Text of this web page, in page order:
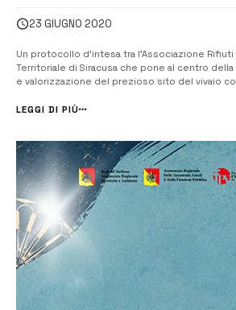
23 GIUGNO 2020
Un protocollo d’intesa tra l’Associazione Rifiuti
Territoriale di Siracusa che pone al centro
e valorizzazione del prezioso sito del vivaio
dall’Associazione Rifiuti Zero, cent...
LEGGI DI PIÙ